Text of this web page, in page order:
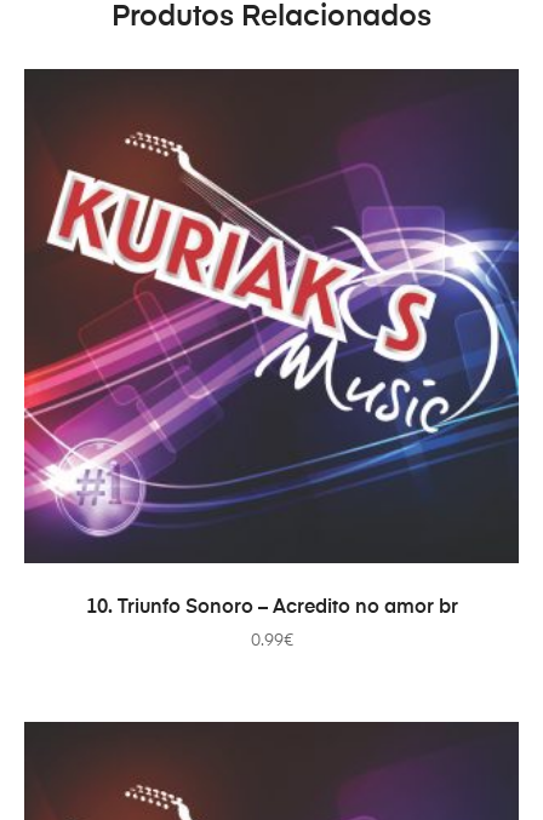
Produtos Relacionados
ADICIONAR
10. Triunfo Sonoro – Acredito no amor br
0.99€